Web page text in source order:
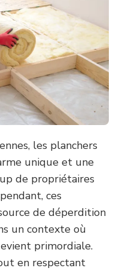
les planchers
unique et une
de propriétaires
ces
de déperdition
un contexte où
primordiale.
en respectant